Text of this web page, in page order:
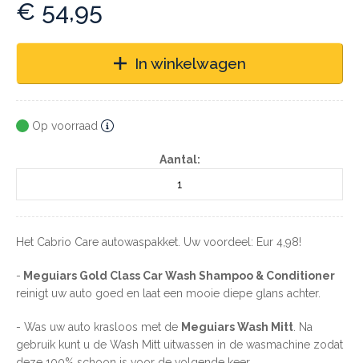
€ 54,95
In winkelwagen
Op voorraad
Aantal:
Het Cabrio Care autowaspakket. Uw voordeel: Eur 4,98!
- Meguiars Gold Class Car Wash Shampoo & Conditioner
reinigt uw auto goed en laat een mooie diepe glans achter.
- Was uw auto krasloos met de Meguiars Wash Mitt. Na
gebruik kunt u de Wash Mitt uitwassen in de wasmachine zodat